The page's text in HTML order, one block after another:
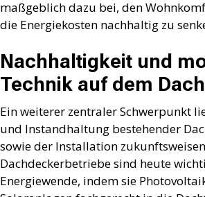
maßgeblich dazu bei, den
die Energiekosten nachhaltig zu
Nachhaltigkeit und
Technik auf dem Dach
Ein weiterer zentraler Schwerpunkt
und Instandhaltung bestehender
sowie der Installation
Dachdeckerbetriebe sind heute
Energiewende, indem sie